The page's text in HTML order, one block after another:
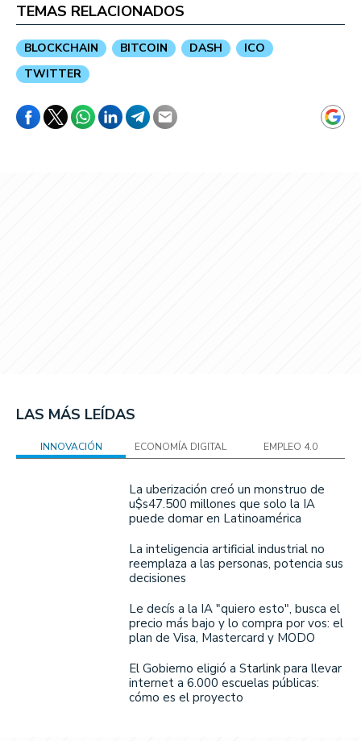
TEMAS RELACIONADOS
BLOCKCHAIN BITCOIN DASH
ICO
TWITTER
LAS MÁS LEÍDAS
INNOVACIÓN ECONOMÍA DIGITAL EMPLEO 4.0
La uberización creó un monstruo de
u$s47.500 millones que solo la IA
puede domar en Latinoamérica
La inteligencia artificial industrial no
reemplaza a las personas, potencia sus
decisiones
Le decís a la IA "quiero esto", busca el
precio más bajo y lo compra por vos: el
plan de Visa, Mastercard y MODO
El Gobierno eligió a Starlink para llevar
internet a 6.000 escuelas públicas:
cómo es el proyecto